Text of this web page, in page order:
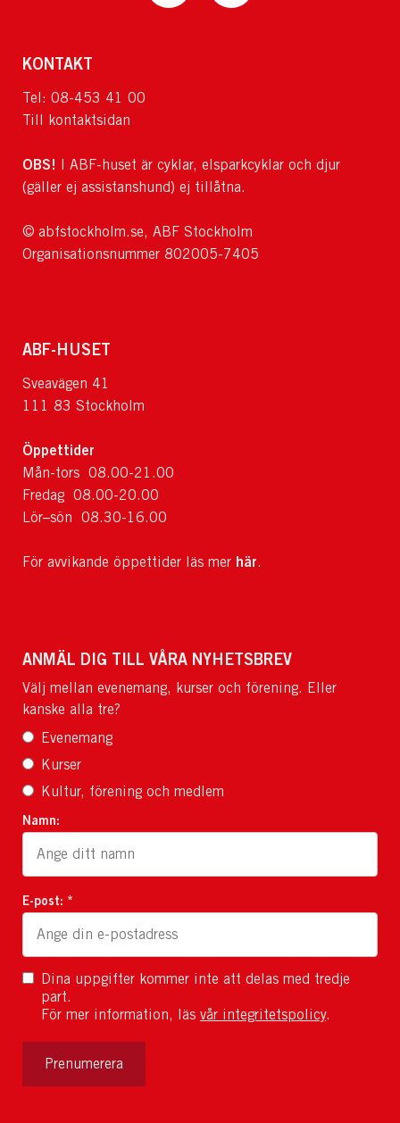
KONTAKT
Tel: 08-453 41 00
Till kontaktsidan
OBS! I ABF-huset är cyklar, elsparkcyklar och djur
(gäller ej assistanshund) ej tillåtna.
© abfstockholm.se, ABF Stockholm
Organisationsnummer 802005-7405
ABF-HUSET
Sveavägen 41
111 83 Stockholm
Öppettider
Mån-tors 08.00-21.00
Fredag 08.00-20.00
Lör–sön 08.30-16.00
För avvikande öppettider läs mer här.
ANMÄL DIG TILL VÅRA NYHETSBREV
Välj mellan evenemang, kurser och förening. Eller
kanske alla tre?
Evenemang
Kurser
Kultur, förening och medlem
Namn:
E-post: *
Dina uppgifter kommer inte att delas med tredje
part.
För mer information, läs vår integritetspolicy.
Prenumerera